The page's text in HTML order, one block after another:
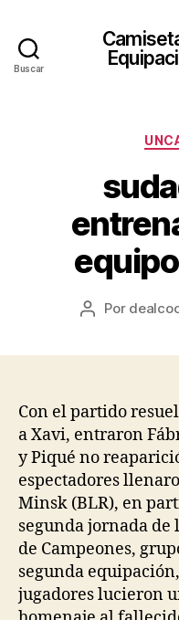
Buscar
Autor
Por
Con el partido
a Xavi, entraron
y Piqué no
espectadores
Minsk (BLR), en
segunda jornada
de Campeones,
segunda
jugadores lucieron